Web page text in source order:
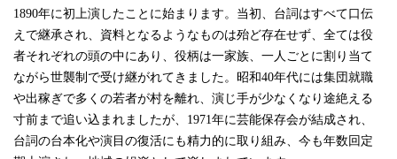
1890年に初上演したことに始まります。当初、台詞はすべて口伝
えで継承され、資料となるようなものは殆ど存在せず、全ては役
者それぞれの頭の中にあり、役柄は一家族、一人ごとに割り当て
ながら世襲制で受け継がれてきました。昭和40年代には集団就職
や出稼ぎで多くの若者が村を離れ、演じ手が少なくなり途絶える
寸前まで追い込まれましたが、1971年に芸能保存会が結成され、
台詞の台本化や演目の復活にも精力的に取り組み、今も年数回定